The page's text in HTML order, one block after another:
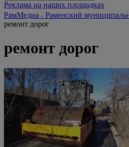
Реклама на наших площадках
РамМедиа - Раменский
ремонт дорог
ремонт дорог